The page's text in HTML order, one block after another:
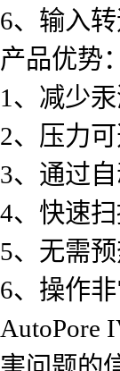
6、输入转
产品优势：
1、减少
2、压力
3、通过
4、快速
5、无需
6、操作
AutoPore